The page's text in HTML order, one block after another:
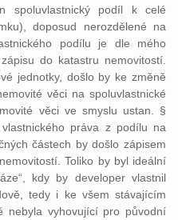
spoluvlastnický podíl k celé
doposud nerozdělené na
podílu je dle mého
do katastru nemovitostí.
jednotky, došlo by ke změně
věci na spoluvlastnické
věci ve smyslu ustan. §
práva z podílu na
částech by došlo zápisem
Toliko by byl ideální
kdy by developer vlastnil
tedy i ke všem stávajícím
nebyla vyhovující pro původní